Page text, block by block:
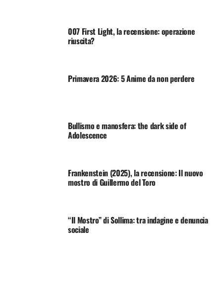
007 First Light, la recensione: operazione
riuscita?
Primavera 2026: 5 Anime da non perdere
Bullismo e manosfera: the dark side of
Adolescence
Frankenstein (2025), la recensione: Il nuovo
mostro di Guillermo del Toro
“Il Mostro” di Sollima: tra indagine e denuncia
sociale